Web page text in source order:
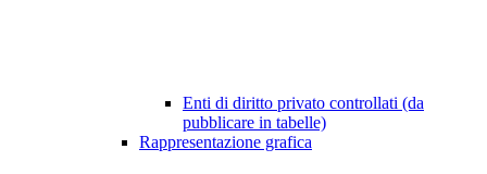
Enti di diritto privato controllati (da
pubblicare in tabelle)
Rappresentazione grafica